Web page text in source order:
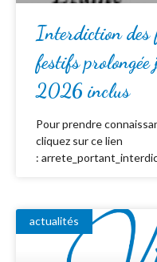
Interdiction des
festifs
2026 inclus
Pour prendre
cliquez sur ce lien
:
actualités